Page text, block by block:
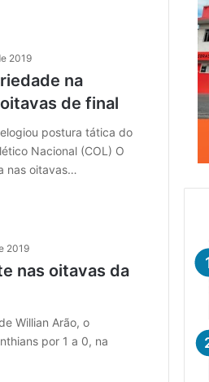
2019
na
de final
postura tática do
Nacional (COL) O
nas oitavas…
2019
nas oitavas da
Willian Arão, o
por 1 a 0, na